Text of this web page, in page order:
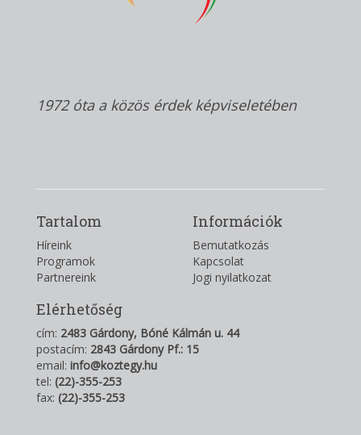
1972 óta a közös érdek képviseletében
Tartalom
Híreink
Programok
Partnereink
Információk
Bemutatkozás
Kapcsolat
Jogi nyilatkozat
Elérhetőség
cím: 2483 Gárdony, Bóné Kálmán u. 44
postacím: 2843 Gárdony Pf.: 15
email: info@koztegy.hu
tel: (22)-355-253
fax: (22)-355-253